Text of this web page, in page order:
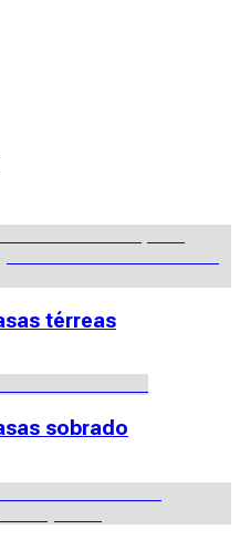
térreas
sobrado